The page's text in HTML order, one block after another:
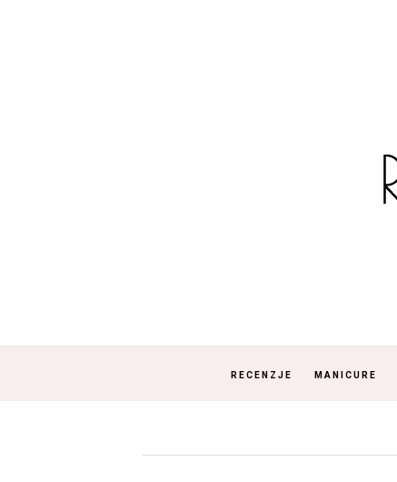
RECENZJE MANICURE